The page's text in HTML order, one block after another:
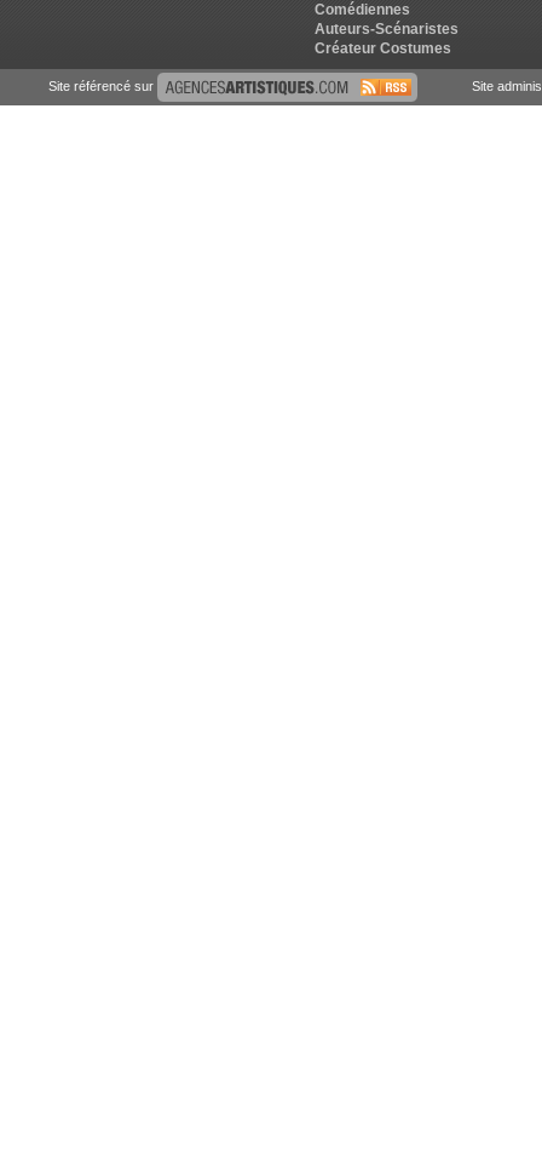
Comédiennes
Auteurs-Scénaristes
Créateur Costumes
Site référencé sur Site